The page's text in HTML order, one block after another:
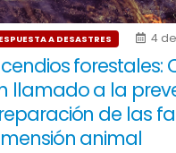
A DESASTRES 4
forestales:
llamado a la
de las
animal